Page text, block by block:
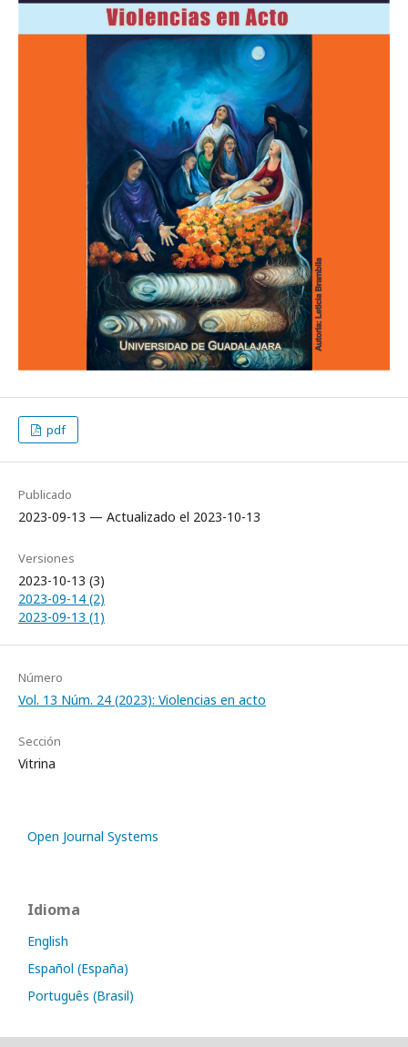
pdf
Publicado
2023-09-13 — Actualizado el 2023-10-13
Versiones
2023-10-13 (3)
2023-09-14 (2)
2023-09-13 (1)
Número
Vol. 13 Núm. 24 (2023): Violencias en acto
Sección
Vitrina
Open Journal Systems
Idioma
English
Español (España)
Português (Brasil)